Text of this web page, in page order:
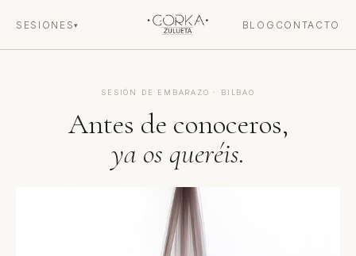
SESIONES▾ BLOG CONTACTO
SESIÓN DE EMBARAZO · BILBAO
Antes de conoceros,
ya os queréis.